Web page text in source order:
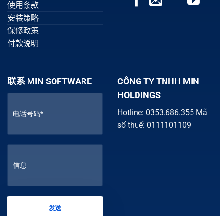
使用条款
安装策略
保修政策
付款说明
联系 MIN SOFTWARE
CÔNG TY TNHH MIN
HOLDINGS
Hotline: 0353.686.355 Mã
số thuế: 0111101109